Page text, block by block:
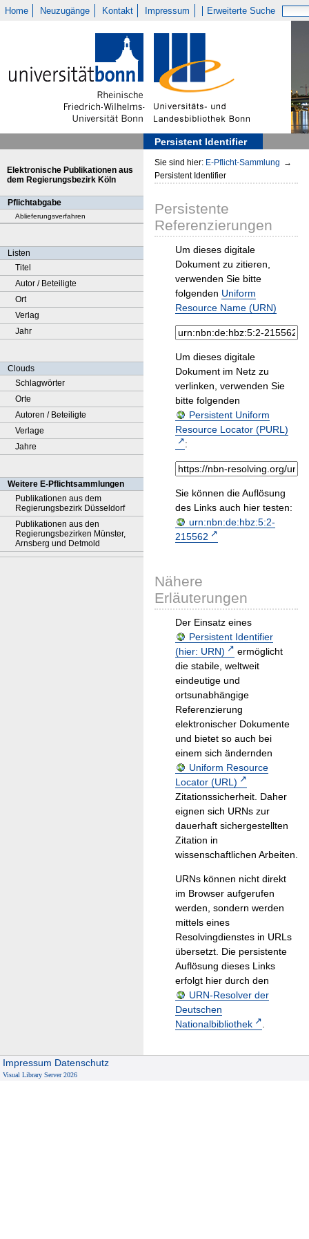
Home Neuzugänge Kontakt Impressum Erweiterte Suche
Persistent Identifier
Elektronische Publikationen aus
dem Regierungsbezirk Köln
Pflichtabgabe
Ablieferungsverfahren
Listen
Titel
Autor / Beteiligte
Ort
Verlag
Jahr
Clouds
Schlagwörter
Orte
Autoren / Beteiligte
Verlage
Jahre
Weitere E-Pflichtsammlungen
Publikationen aus dem
Regierungsbezirk Düsseldorf
Publikationen aus den
Regierungsbezirken Münster,
Arnsberg und Detmold
Sie sind hier: E-Pflicht-Sammlung →
Persistent Identifier
Persistente
Referenzierungen
Um dieses digitale
Dokument zu zitieren,
verwenden Sie bitte
folgenden Uniform
Resource Name (URN)
Um dieses digitale
Dokument im Netz zu
verlinken, verwenden Sie
bitte folgenden
Persistent Uniform
Resource Locator (PURL)
:
Sie können die Auflösung
des Links auch hier testen:
urn:nbn:de:hbz:5:2-
215562
Nähere
Erläuterungen
Der Einsatz eines
Persistent Identifier
(hier: URN)
ermöglicht
die stabile, weltweit
eindeutige und
ortsunabhängige
Referenzierung
elektronischer Dokumente
und bietet so auch bei
einem sich ändernden
Uniform Resource
Locator (URL)
Zitationssicherheit. Daher
eignen sich URNs zur
dauerhaft sichergestellten
Zitation in
wissenschaftlichen Arbeiten.
URNs können nicht direkt
im Browser aufgerufen
werden, sondern werden
mittels eines
Resolvingdienstes in URLs
übersetzt. Die persistente
Auflösung dieses Links
erfolgt hier durch den
URN-Resolver der
Deutschen
Nationalbibliothek
.
Impressum Datenschutz
Visual Library Server 2026